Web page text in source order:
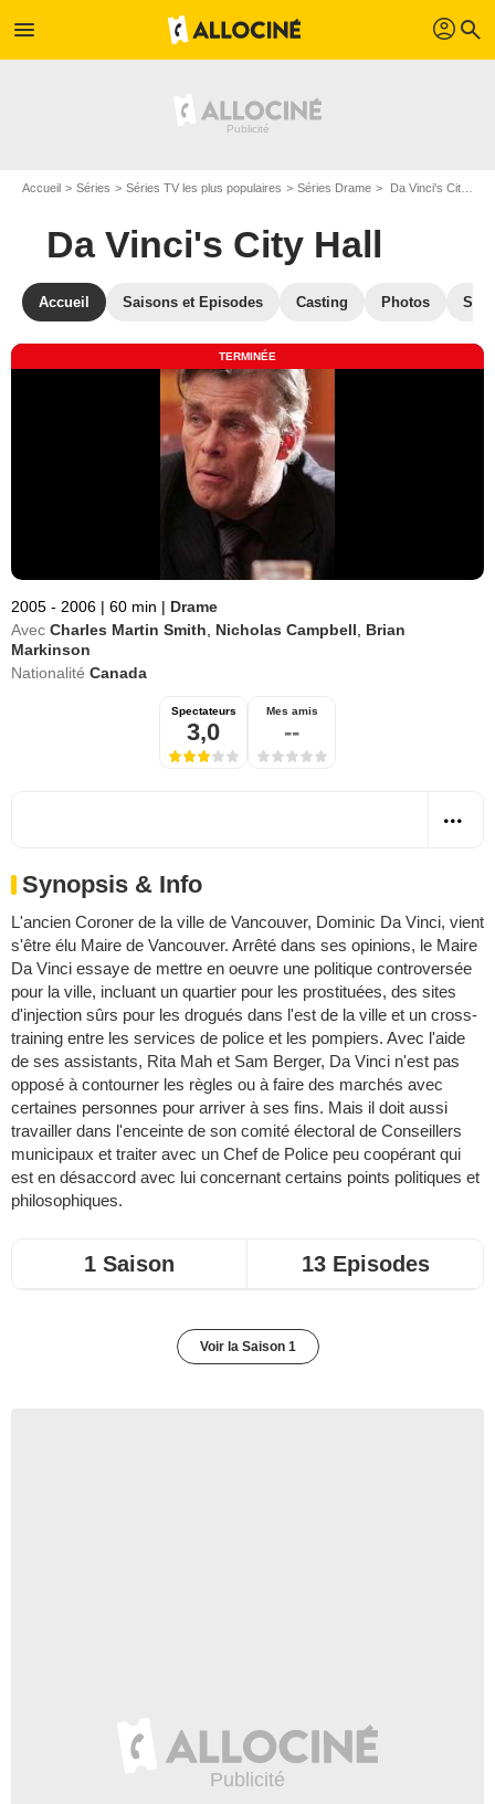
menu profil search
Accueil Séries Séries TV les plus populaires Séries Drame Da Vinci's City Hall
Da Vinci's City Hall
Accueil Saisons et Episodes Casting Photos
TERMINÉE
2005 - 2006 | 60 min | Drame
Avec Charles Martin Smith Nicholas Campbell
Brian
Markinson
Nationalité Canada
Spectateurs
3,0
Mes amis
--
Synopsis & Info
L'ancien Coroner de la ville de Vancouver, Dominic Da Vinci, vient
s'être élu Maire de Vancouver. Arrêté dans ses opinions, le Maire
Da Vinci essaye de mettre en oeuvre une politique controversée
pour la ville, incluant un quartier pour les prostituées, des sites
d'injection sûrs pour les drogués dans l'est de la ville et un cross-
training entre les services de police et les pompiers. Avec l'aide
de ses assistants, Rita Mah et Sam Berger, Da Vinci n'est pas
opposé à contourner les règles ou à faire des marchés avec
certaines personnes pour arriver à ses fins. Mais il doit aussi
travailler dans l'enceinte de son comité électoral de Conseillers
municipaux et traiter avec un Chef de Police peu coopérant qui
est en désaccord avec lui concernant certains points politiques et
philosophiques.
1 Saison 13 Episodes
Voir la Saison 1